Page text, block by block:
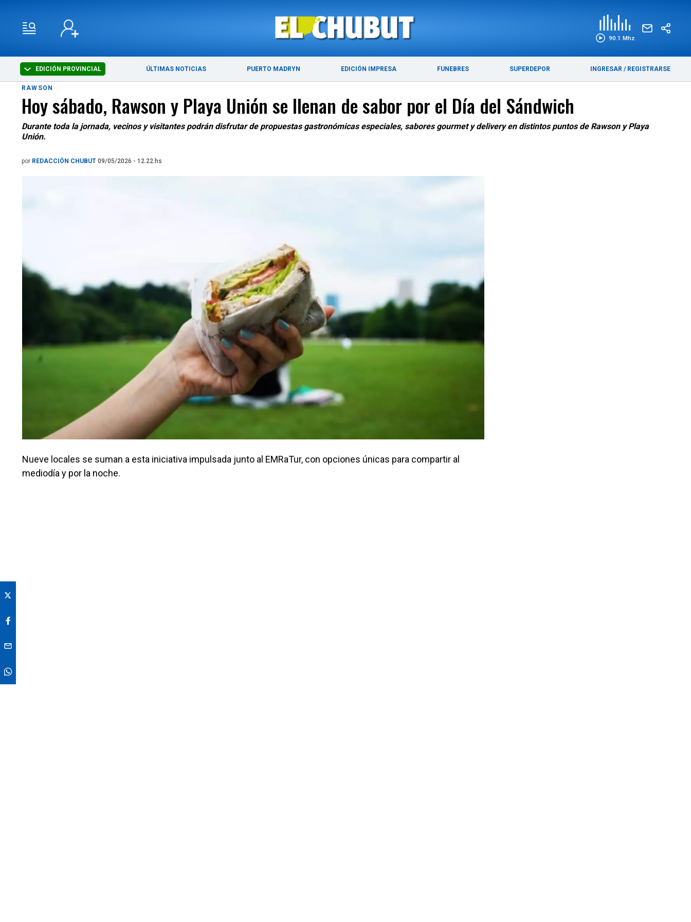
90.1 Mhz
EDICIÓN PROVINCIAL ÚLTIMAS NOTICIAS PUERTO MADRYN EDICIÓN IMPRESA FUNEBRES SUPERDEPOR INGRESAR / REGISTRARSE
ÚLTIMAS NOTICIAS PUERTO MADRYN
RAWSON
Hoy sábado, Rawson y Playa Unión se llenan de sabor por el Día del Sándwich
Durante toda la jornada, vecinos y visitantes podrán disfrutar de propuestas gastronómicas especiales, sabores gourmet y delivery en distintos puntos de Rawson y Playa
Unión.
por REDACCIÓN CHUBUT 09/05/2026 - 12.22.hs
Nueve locales se suman a esta iniciativa impulsada junto al EMRaTur, con opciones únicas para compartir al
mediodía y por la noche.